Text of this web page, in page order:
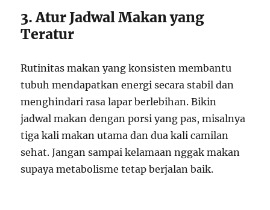
3. Atur Jadwal Makan yang
Teratur
Rutinitas makan yang konsisten membantu
tubuh mendapatkan energi secara stabil dan
menghindari rasa lapar berlebihan. Bikin
jadwal makan dengan porsi yang pas, misalnya
tiga kali makan utama dan dua kali camilan
sehat. Jangan sampai kelamaan nggak makan
supaya metabolisme tetap berjalan baik.